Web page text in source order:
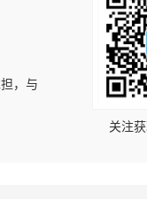
，与
关注